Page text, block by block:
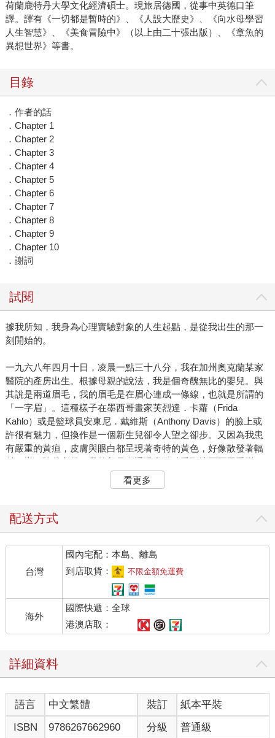
荷蘭鹿特丹大學文化經濟碩士。現旅居德國，從事中英德口筆
譯。譯有《一切都是暫時的》、《人設大歷史》、《向水母學習
人生智慧》、《美食冒險中》（以上由二十張出版）、《章魚的
異想世界》等書。
目錄
．作者的話
．Chapter 1
．Chapter 2
．Chapter 3
．Chapter 4
．Chapter 5
．Chapter 6
．Chapter 7
．Chapter 8
．Chapter 9
．Chapter 10
．謝詞
試閱
據我所知，我身為心理實驗對象的人生起點，是從我出生的那一
刻開始的。
一九六八年四月十日，凌晨一點三十八分，我在加州奧克蘭某家
醫院的產房出生。根據母親的說法，我是個奇醜無比的嬰兒。與
其說是兩道眉毛，我的眉毛是在眉心連成一條線，也就是所謂的
「一字眉」。這種樣子在墨西哥畫家芙烈達．卡蘿（Frida
Kahlo）或是籃球員安東尼．戴維斯（Anthony Davis）的臉上或
許很有魅力，但換作是一個新生兒卻令人望之卻步。又因為我患
有嚴重的黃疸，皮膚與眼白都呈現著奇特的黃色，好像散發著輻
射一樣。除此之外，我的顱骨在通過產道時受到擠壓而嚴重變
形。婦產科醫生對這不幸的外貌不知所措（說的好像有其他辦法
一樣），也不知所云（說的好像還有什麼可以說似的），最後只
是一位英俊的詩歌教授，熱愛運動，任職於加州大學柏克萊分
校；我的母親也很迷人（那種書呆子式的魅力），三十歲（我碰
巧跟她同一天生日），身材瘦長（懷孕前），身高五呎十一吋，
來自賓夕法尼亞州的艾倫敦市（Allentown），在加州大學的推廣
教育中心擔任英文講師。他們是在明尼蘇達大學攻讀博士學位時
認識的，後來父親得到柏克萊大學英語系終身制軌道（tenure-
track）的教職後，兩人便搬到了舊金山灣區。他們原本就打算共
組家庭，因此我的姊姊在我出生的三年半前出生，她的出現是場
那個年代的醫生認為，假如丈夫（也就是我的父親）親眼目睹自
己的妻子（也就是我的母親）趟在產檯上痛苦掙扎地將一個小小
人類（也就是我本人）從陰道中擠出來，然後到處都是汗水、尿
液與糞便，那麼這對夫妻的性生活很可能就毀了。於是，我的父
親被「驅逐」到走廊盡頭的等候室（當時那種房間叫做「送子鳥
看更多
配送方式
台灣
國內宅配：本島、離島
到店取貨：
不限金額免運費
海外
國際快遞：全球
港澳店取：
詳細資料
語言 中文繁體 裝訂
紙本平裝
ISBN
9786267662960 分級 普通級